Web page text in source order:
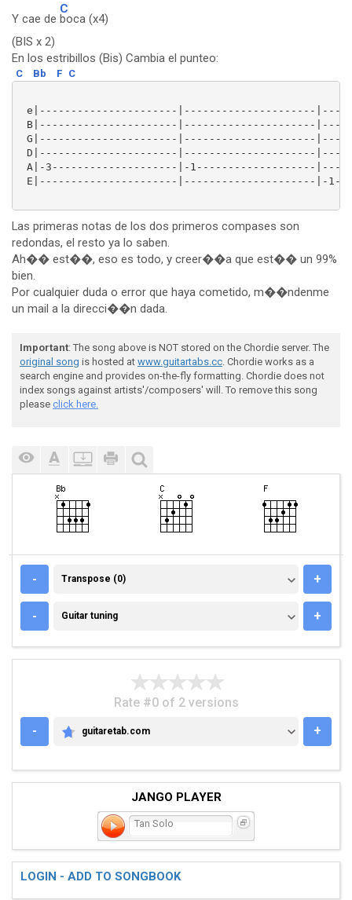
Y cae de
C
boca (x4)
(BIS x 2)
En los estribillos (Bis) Cambia el punteo:
C Bb F C
e|----------------------|---------------------
B|----------------------|---------------------
G|----------------------|---------------------
D|----------------------|---------------------
A|-3--------------------|-1-------------------|----
E|----------------------|---------------------|-1--
Las primeras notas de los dos primeros compases son
redondas, el resto ya lo saben.
Ah�� est��, eso es todo, y creer��a que est�� un 99%
bien.
Por cualquier duda o error que haya cometido, m��ndenme
un mail a la direcci��n dada.
Important: The song above is NOT stored on the Chordie server. The
original song is hosted at www.guitartabs.cc. Chordie works as a
search engine and provides on-the-fly formatting. Chordie does not
index songs against artists'/composers' will. To remove this song
please click here.
- TRANSPOSE (0)
Transpose (0) +
- GUITAR TUNING
Guitar tuning +
Rate #0 of 2 versions
-
GUITARETAB.COM
guitaretab.com +
JANGO PLAYER
Tan Solo
LOGIN - ADD TO SONGBOOK